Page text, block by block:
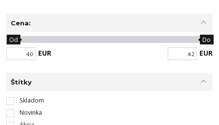
Cena:
EUR
Od Do
EUR
Štítky
Skladom
Novinka